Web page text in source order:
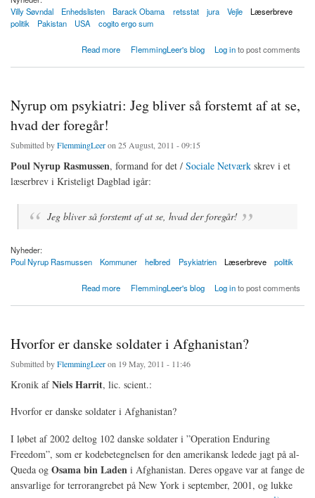
Villy Søvndal
Enhedslisten Barack Obama retsstat jura Vejle
Læserbreve
politik
Pakistan USA cogito ergo sum
Read more
about Obamas forandring med droner dræber uskyldige børn
FlemmingLeer's blog Log into post comments
Nyrup om psykiatri: Jeg bliver så forstemt af at se,
hvad der foregår!
Submitted byFlemmingLeeron 25 August, 2011 - 09:15
Poul Nyrup Rasmussen, formand for det / Sociale Netværk skrev i et
læserbrev i Kristeligt Dagblad igår:
Jeg bliver så forstemt af at se, hvad der foregår!
Nyheder:
Poul Nyrup Rasmussen
Kommuner helbred Psykiatrien Læserbreve politik
Read more
about Nyrup om psykiatri: Jeg bliver så forstemt af at se, hvad der foregår!
FlemmingLeer's blog Log into post comments
Hvorfor er danske soldater i Afghanistan?
Submitted byFlemmingLeeron 19 May, 2011 - 11:46
Kronik afNiels Harrit, lic. scient.:
Hvorfor er danske soldater i Afghanistan?
I løbet af 2002 deltog 102 danske soldater i ”Operation Enduring
Freedom”, som er kodebetegnelsen for den amerikansk ledede jagt på al-
Queda og Osama bin Laden i Afghanistan. Deres opgave var at fange de
ansvarlige for terrorangrebet på New York i september, 2001, og lukke